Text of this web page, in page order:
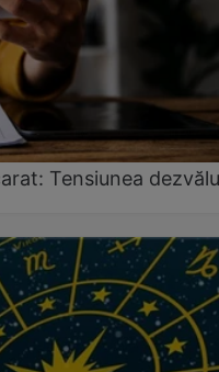
Tensiunea